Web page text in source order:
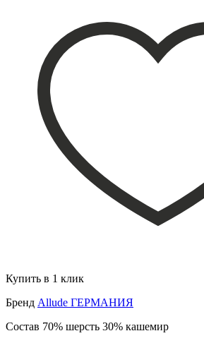
Купить в 1 клик
Бренд Allude ГЕРМАНИЯ
Состав 70% шерсть 30% кашемир